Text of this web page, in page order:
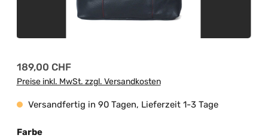
Regulärer Preis:
189,00 CHF
Preise inkl. MwSt. zzgl. Versandkosten
Versandfertig in 90 Tagen, Lieferzeit 1-3 Tage
Farbeauswählen